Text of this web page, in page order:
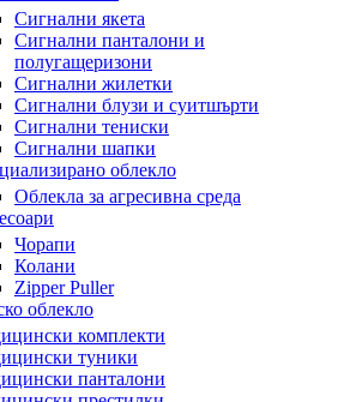
Сигнални якета
Сигнални панталони и
полугащеризони
Сигнални жилетки
Сигнални блузи и суитшърти
Сигнални тениски
Сигнални шапки
облекло
Облекла за агресивна среда
Чорапи
Колани
Zipper Puller
облекло
комплекти
туники
панталони